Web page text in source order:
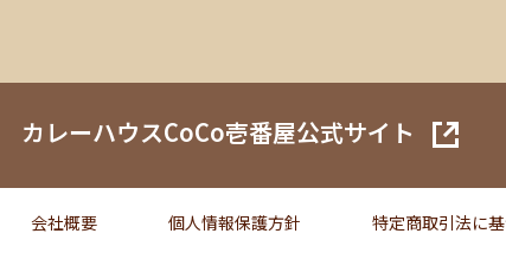
カレーハウスCoCo壱番屋公式サイト
会社概要 個人情報保護方針 特定商取引法に